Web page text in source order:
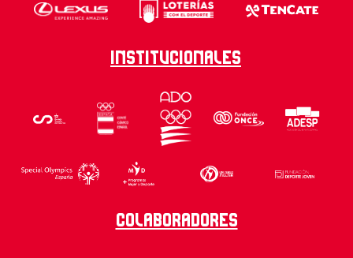
Institucionales
Colaboradores